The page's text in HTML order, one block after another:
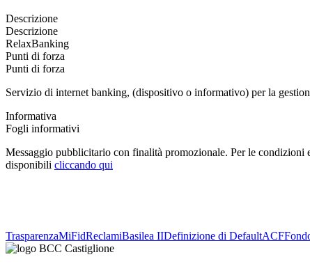
Descrizione
Descrizione
RelaxBanking
Punti di forza
Punti di forza
Servizio di internet banking, (dispositivo o informativo) per la
Informativa
Fogli informativi
Messaggio pubblicitario con finalità promozionale. Per le condizioni
disponibili cliccando qui
TrasparenzaMiFidReclamiBasilea IIDefinizione di DefaultACF